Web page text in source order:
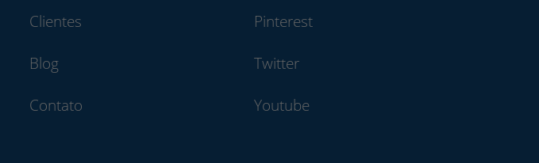
Clientes
Blog
Contato
Pinterest
Twitter
Youtube